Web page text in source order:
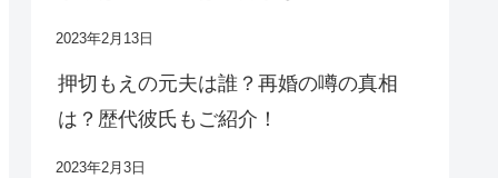
2023年2月13日
押切もえの元夫は誰？再婚の噂の真相
は？歴代彼氏もご紹介！
2023年2月3日